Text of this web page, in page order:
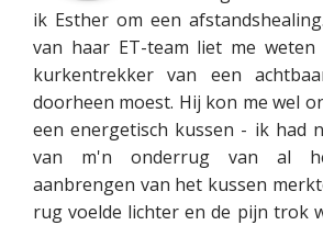
ik Esther om een
van haar ET-team liet me
kurkentrekker van een
doorheen moest. Hij kon me wel
een energetisch kussen - ik had
van m'n onderrug van al
aanbrengen van het kussen
rug voelde lichter en de pijn trok